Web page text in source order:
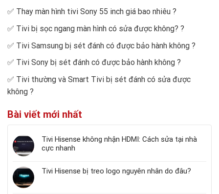
✅ Thay màn hình tivi Sony 55 inch giá bao nhiêu ?
✅ Tivi bị sọc ngang màn hình có sửa được không? ?
✅ Tivi Samsung bị sét đánh có được bảo hành không ?
✅ Tivi Sony bị sét đánh có được bảo hành không ?
✅ Tivi thường và Smart Tivi bị sét đánh có sửa được
không ?
Bài viết mới nhất
Tivi Hisense không nhận HDMI: Cách sửa tại nhà
cực nhanh
Tivi Hisense bị treo logo nguyên nhân do đâu?